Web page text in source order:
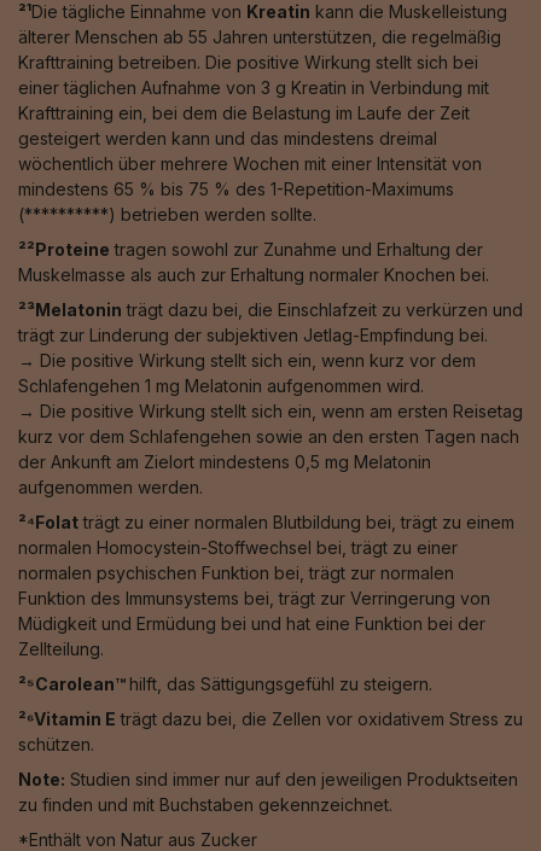
²¹Die tägliche Einnahme von Kreatin kann die Muskelleistung
älterer Menschen ab 55 Jahren unterstützen, die regelmäßig
Krafttraining betreiben. Die positive Wirkung stellt sich bei
einer täglichen Aufnahme von 3 g Kreatin in Verbindung mit
Krafttraining ein, bei dem die Belastung im Laufe der Zeit
gesteigert werden kann und das mindestens dreimal
wöchentlich über mehrere Wochen mit einer Intensität von
mindestens 65 % bis 75 % des 1-Repetition-Maximums
(**********) betrieben werden sollte.
²²Proteine tragen sowohl zur Zunahme und Erhaltung der
Muskelmasse als auch zur Erhaltung normaler Knochen bei.
²³Melatonin trägt dazu bei, die Einschlafzeit zu verkürzen und
trägt zur Linderung der subjektiven Jetlag-Empfindung bei.
→ Die positive Wirkung stellt sich ein, wenn kurz vor dem
Schlafengehen 1 mg Melatonin aufgenommen wird.
→ Die positive Wirkung stellt sich ein, wenn am ersten Reisetag
kurz vor dem Schlafengehen sowie an den ersten Tagen nach
der Ankunft am Zielort mindestens 0,5 mg Melatonin
aufgenommen werden.
²⁴Folatträgt zu einer normalen Blutbildung bei, trägt zu einem
normalen Homocystein-Stoffwechsel bei, trägt zu einer
normalen psychischen Funktion bei, trägt zur normalen
Funktion des Immunsystems bei, trägt zur Verringerung von
Müdigkeit und Ermüdung bei und hat eine Funktion bei der
Zellteilung.
²⁵Carolean™️ hilft, das Sättigungsgefühl zu steigern.
²⁶Vitamin E trägt dazu bei, die Zellen vor oxidativem Stress zu
schützen.
Note: Studien sind immer nur auf den jeweiligen Produktseiten
zu finden und mit Buchstaben gekennzeichnet.
*Enthält von Natur aus Zucker